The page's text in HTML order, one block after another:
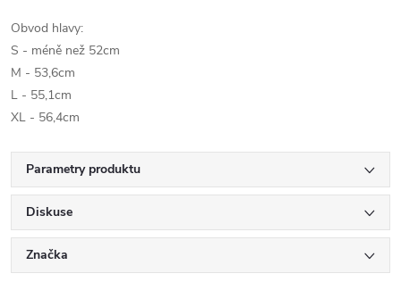
Obvod hlavy:
S - méně než 52cm
M - 53,6cm
L - 55,1cm
XL - 56,4cm
Parametry produktu
Diskuse
Značka